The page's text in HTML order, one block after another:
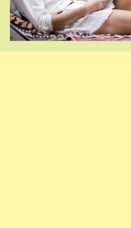
Sophrologie et